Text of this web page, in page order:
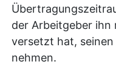
der Arbeitgeber ihn
versetzt hat,
nehmen.